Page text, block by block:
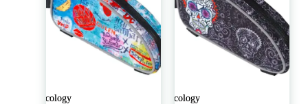
Cycology Cycology